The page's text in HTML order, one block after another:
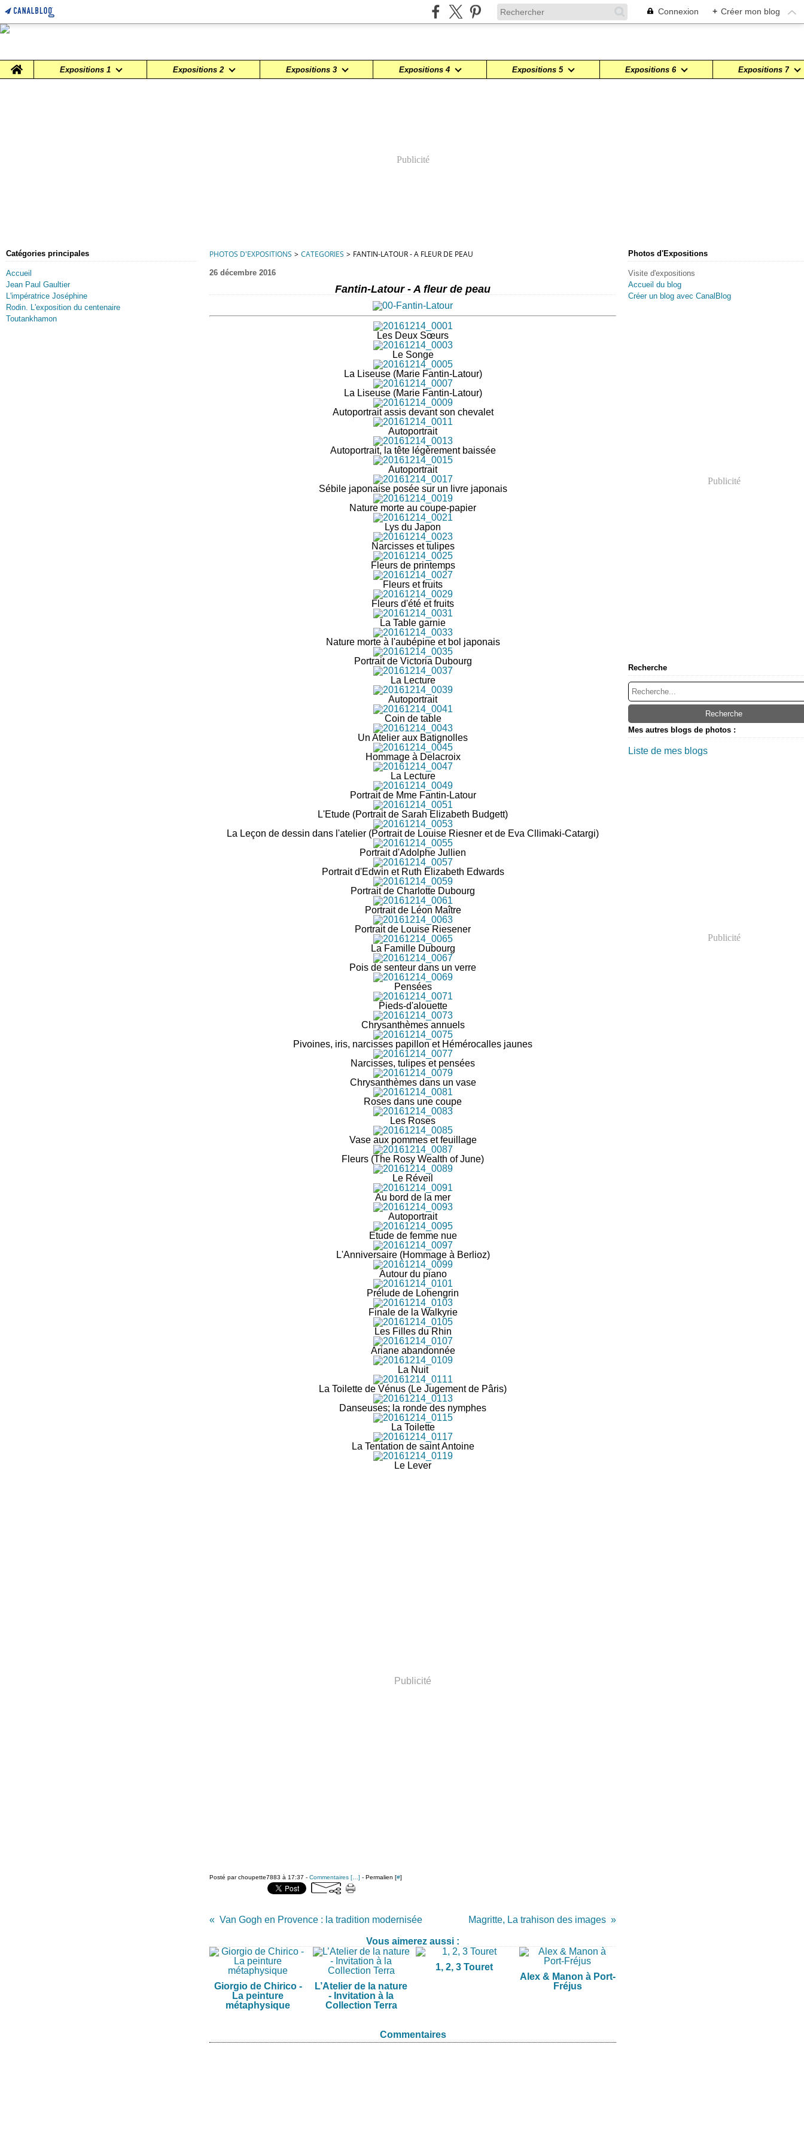
Connexion + Créer mon blog
Home
Expositions 1 Expositions 2 Expositions 3 Expositions 4 Expositions 5 Expositions 6 Expositions 7
Publicité
Catégories principales
Accueil
Jean Paul Gaultier
L'impératrice Joséphine
Rodin. L'exposition du centenaire
Toutankhamon
PHOTOS D'EXPOSITIONS > CATEGORIES > FANTIN-LATOUR - A FLEUR DE PEAU
26 décembre 2016
Fantin-Latour - A fleur de peau
Les Deux Sœurs
Le Songe
La Liseuse (Marie Fantin-Latour)
La Liseuse (Marie Fantin-Latour)
Autoportrait assis devant son chevalet
Autoportrait
Autoportrait, la tête légèrement baissée
Autoportrait
Sébile japonaise posée sur un livre japonais
Nature morte au coupe-papier
Lys du Japon
Narcisses et tulipes
Fleurs de printemps
Fleurs et fruits
Fleurs d'été et fruits
La Table garnie
Nature morte à l'aubépine et bol japonais
Portrait de Victoria Dubourg
La Lecture
Autoportrait
Coin de table
Un Atelier aux Batignolles
Hommage à Delacroix
La Lecture
Portrait de Mme Fantin-Latour
L'Etude (Portrait de Sarah Elizabeth Budgett)
La Leçon de dessin dans l'atelier (Portrait de Louise Riesner et de Eva Cllimaki-Catargi)
Portrait d'Adolphe Jullien
Portrait d'Edwin et Ruth Elizabeth Edwards
Portrait de Charlotte Dubourg
Portrait de Léon Maître
Portrait de Louise Riesener
La Famille Dubourg
Pois de senteur dans un verre
Pensées
Pieds-d'alouette
Chrysanthèmes annuels
Pivoines, iris, narcisses papillon et Hémérocalles jaunes
Narcisses, tulipes et pensées
Chrysanthèmes dans un vase
Roses dans une coupe
Les Roses
Vase aux pommes et feuillage
Fleurs (The Rosy Wealth of June)
Le Réveil
Au bord de la mer
Autoportrait
Etude de femme nue
L'Anniversaire (Hommage à Berlioz)
Autour du piano
Prélude de Lohengrin
Finale de la Walkyrie
Les Filles du Rhin
Ariane abandonnée
La Nuit
La Toilette de Vénus (Le Jugement de Pâris)
Danseuses; la ronde des nymphes
La Toilette
La Tentation de saint Antoine
Le Lever
Publicité
Posté par choupette7883 à 17:37 - Commentaires [ ] - Permalien [#]
Van Gogh en Provence : la tradition modernisée Magritte, La trahison des images
Vous aimerez aussi :
Giorgio de Chirico -
La peinture
métaphysique
L’Atelier de la nature
- Invitation à la
Collection Terra
1, 2, 3 Touret
Alex & Manon à Port-
Fréjus
Commentaires
Photos d'Expositions
Visite d'expositions
Accueil du blog
Créer un blog avec CanalBlog
Publicité
Recherche
Mes autres blogs de photos :
Liste de mes blogs
Publicité